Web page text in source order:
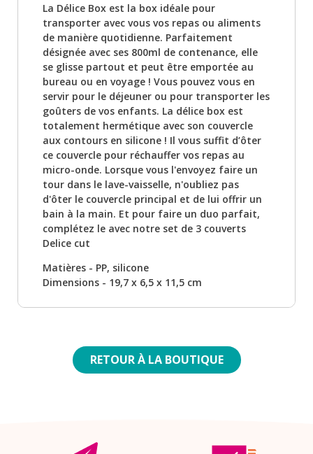
La Délice Box est la box idéale pour
transporter avec vous vos repas ou aliments
de manière quotidienne. Parfaitement
désignée avec ses 800ml de contenance, elle
se glisse partout et peut être emportée au
bureau ou en voyage ! Vous pouvez vous en
servir pour le déjeuner ou pour transporter les
goûters de vos enfants. La délice box est
totalement hermétique avec son couvercle
aux contours en silicone ! Il vous suffit d’ôter
ce couvercle pour réchauffer vos repas au
micro-onde. Lorsque vous l'envoyez faire un
tour dans le lave-vaisselle, n'oubliez pas
d'ôter le couvercle principal et de lui offrir un
bain à la main. Et pour faire un duo parfait,
complétez le avec notre set de 3 couverts
Delice cut
Matières - PP, silicone
Dimensions - 19,7 x 6,5 x 11,5 cm
RETOUR À LA BOUTIQUE